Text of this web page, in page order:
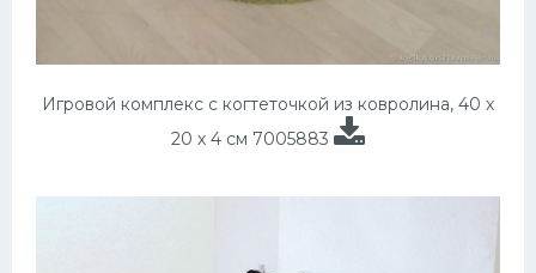
Игровой комплекс с когтеточкой из ковролина, 40 х
20 х 4 см 7005883